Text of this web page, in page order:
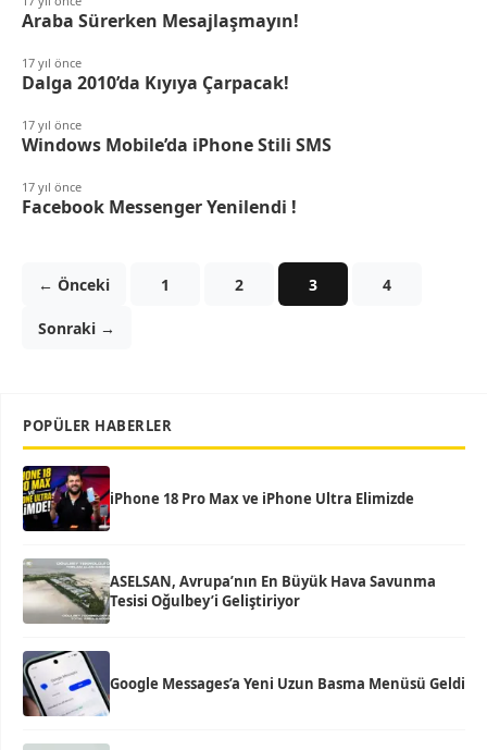
Araba Sürerken Mesajlaşmayın!
17 yıl önce
Dalga 2010’da Kıyıya Çarpacak!
17 yıl önce
Windows Mobile’da iPhone Stili SMS
17 yıl önce
Facebook Messenger Yenilendi !
← Önceki 1 2 3 4
Sonraki →
POPÜLER HABERLER
iPhone 18 Pro Max ve iPhone Ultra Elimizde
ASELSAN, Avrupa’nın En Büyük Hava Savunma
Tesisi Oğulbey’i Geliştiriyor
Google Messages’a Yeni Uzun Basma Menüsü Geldi